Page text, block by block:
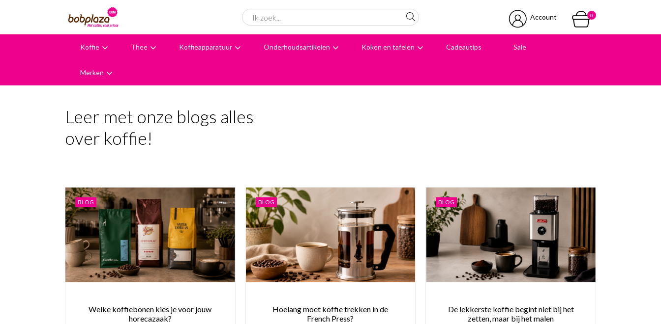
Account 0
Koffie Thee Koffieapparatuur Onderhoudsartikelen Koken en tafelen Cadeautips Sale
Merken
Leer met onze blogs alles
over koffie!
BLOG
Welke koffiebonen kies je voor jouw
horecazaak?
BLOG
Hoelang moet koffie trekken in de
French Press?
BLOG
De lekkerste koffie begint niet bij het
zetten, maar bij het malen